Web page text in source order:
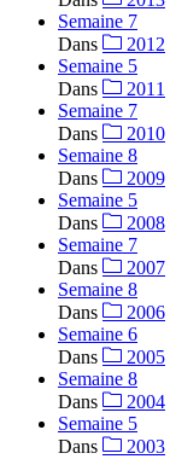
Semaine 7
Dans
2012
Semaine 5
Dans
2011
Semaine 7
Dans
2010
Semaine 8
Dans
2009
Semaine 5
Dans
2008
Semaine 7
Dans
2007
Semaine 8
Dans
2006
Semaine 6
Dans
2005
Semaine 8
Dans
2004
Semaine 5
Dans
2003